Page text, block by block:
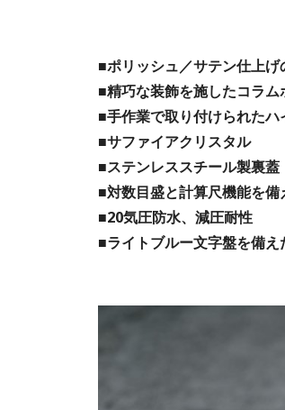
■ポリッシュ／サテン仕上
■精巧な装飾を施したコラ
■手作業で取り付けられた
■サファイアクリスタル
■ステンレススチール製裏蓋
■対数目盛と計算尺機能を備
■20気圧防水、減圧耐性
■ライトブルー文字盤を備